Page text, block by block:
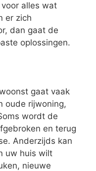
alles wat
er zich
dan gaat de
oplossingen.
gaat vaak
oude rijwoning,
wordt de
en terug
Anderzijds kan
uw huis wilt
nieuwe